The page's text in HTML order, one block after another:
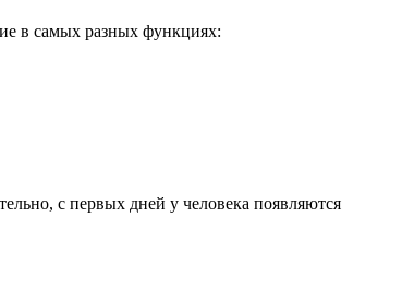
в самых разных функциях:
с первых дней у человека появляются